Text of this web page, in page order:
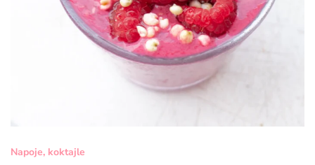
Napoje, koktajle